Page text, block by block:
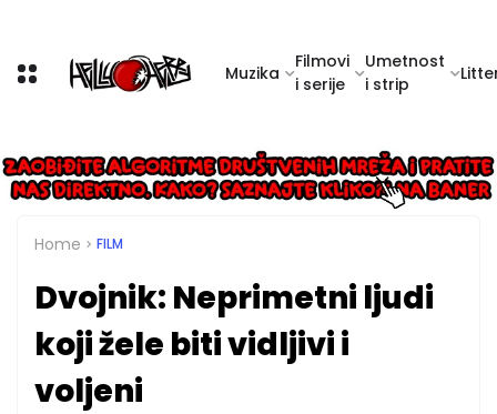
Muzika
Filmovi
i serije
Umetnost
i strip
Home FILM
Dvojnik: Neprimetni ljudi
koji žele biti vidljivi i
voljeni